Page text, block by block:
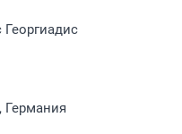
Германия